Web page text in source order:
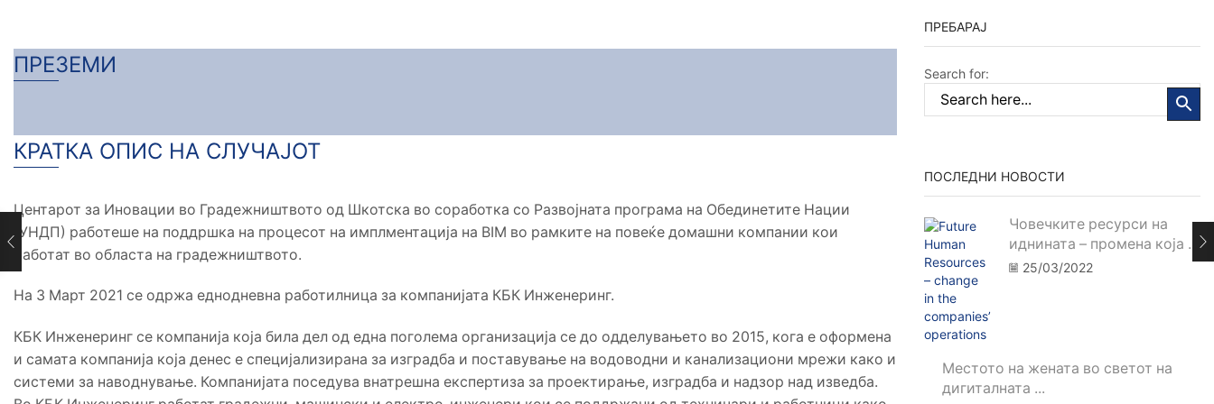
ПРЕЗЕМИ
КРАТКА ОПИС НА СЛУЧАЈОТ
Центарот за Иновации во Градежништвото од Шкотска во соработка со Развојната програма на Обединетите Нации
(УНДП) работеше на поддршка на процесот на имплментација на BIM во рамките на повеќе домашни компании кои
работат во областа на градежништвото.
На 3 Март 2021 се одржа еднодневна работилница за компанијата КБК Инженеринг.
КБК Инженеринг се компанија која била дел од една поголема организација се до одделувањето во 2015, кога е оформена
и самата компанија која денес е специјализирана за изградба и поставување на водоводни и канализациони мрежи како и
системи за наводнување. Компанијата поседува внатрешна експертиза за проектирање, изградба и надзор над изведба.
ПРЕБАРАЈ
Search for:
ПОСЛЕДНИ НОВОСТИ
Човечките ресурси на
иднината – промена која ...
25/03/2022
Местото на жената во светот на
дигиталната ...